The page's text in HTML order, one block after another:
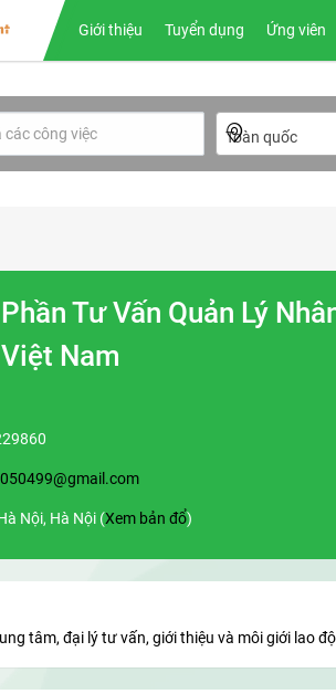
Giới thiệu Tuyển dụng Ứng viên
Toàn quốc
Tư Vấn Quản Lý
Nam
Nội, Hà Nội (Xem bản đổ)
tâm, đại lý tư vấn, giới thiệu và môi giới lao